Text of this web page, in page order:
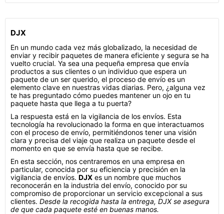
DJX
En un mundo cada vez más globalizado, la necesidad de
enviar y recibir paquetes de manera eficiente y segura se ha
vuelto crucial. Ya sea una pequeña empresa que envía
productos a sus clientes o un individuo que espera un
paquete de un ser querido, el proceso de envío es un
elemento clave en nuestras vidas diarias. Pero, ¿alguna vez
te has preguntado cómo puedes mantener un ojo en tu
paquete hasta que llega a tu puerta?
La respuesta está en la vigilancia de los envíos. Esta
tecnología ha revolucionado la forma en que interactuamos
con el proceso de envío, permitiéndonos tener una visión
clara y precisa del viaje que realiza un paquete desde el
momento en que se envía hasta que se recibe.
En esta sección, nos centraremos en una empresa en
particular, conocida por su eficiencia y precisión en la
vigilancia de envíos. DJX es un nombre que muchos
reconocerán en la industria del envío, conocido por su
compromiso de proporcionar un servicio excepcional a sus
clientes. Desde la recogida hasta la entrega, DJX se asegura
de que cada paquete esté en buenas manos.